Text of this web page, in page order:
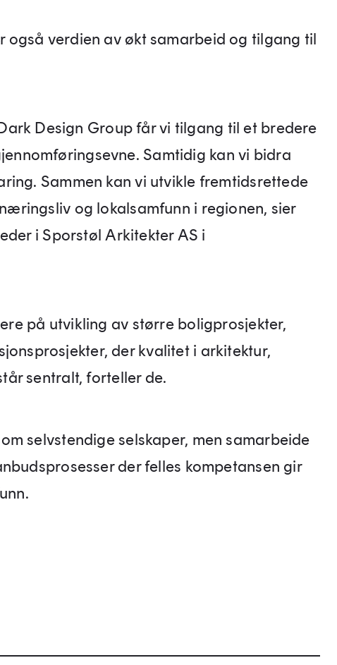
også verdien av økt samarbeid og tilgang til
Design Group får vi tilgang til et bredere
Samtidig kan vi bidra
Sammen kan vi utvikle fremtidsrettede
og lokalsamfunn i regionen, sier
i Sporstøl Arkitekter AS i
på utvikling av større boligprosjekter,
der kvalitet i arkitektur,
sentralt, forteller de.
selvstendige selskaper, men samarbeide
der felles kompetansen gir